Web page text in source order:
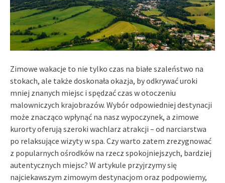
Zimowe wakacje to nie tylko czas na białe szaleństwo na
stokach, ale także doskonała okazja, by odkrywać uroki
mniej znanych miejsc i spędzać czas w otoczeniu
malowniczych krajobrazów. Wybór odpowiedniej destynacji
może znacząco wpłynąć na nasz wypoczynek, a zimowe
kurorty oferują szeroki wachlarz atrakcji – od narciarstwa
po relaksujące wizyty w spa. Czy warto zatem zrezygnować
z popularnych ośrodków na rzecz spokojniejszych, bardziej
autentycznych miejsc? W artykule przyjrzymy się
najciekawszym zimowym destynacjom oraz podpowiemy,